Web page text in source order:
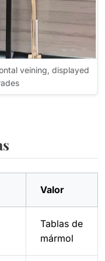
veining, displayed
Valor
Tablas de
mármol